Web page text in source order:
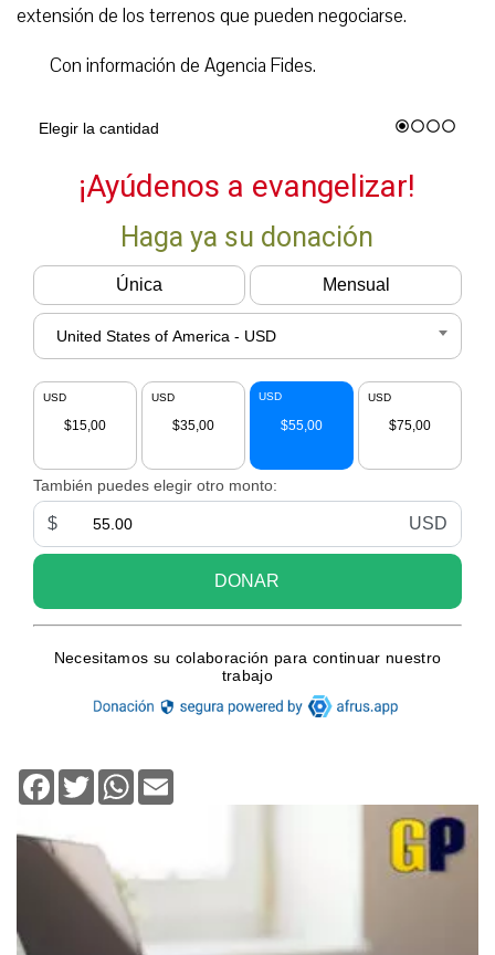
extensión de los terrenos que pueden negociarse.
Con información de Agencia Fides.
Facebook
TwitterWhatsApp